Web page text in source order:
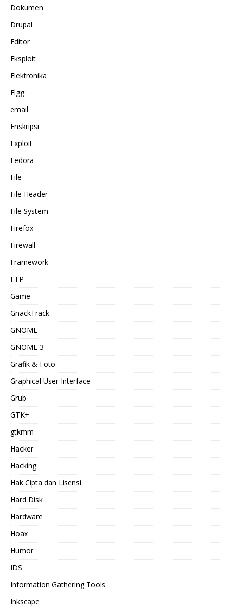
Dokumen
Drupal
Editor
Eksploit
Elektronika
Elgg
email
Enskripsi
Exploit
Fedora
File
File Header
File System
Firefox
Firewall
Framework
FTP
Game
GnackTrack
GNOME
GNOME 3
Grafik & Foto
Graphical User Interface
Grub
GTK+
gtkmm
Hacker
Hacking
Hak Cipta dan Lisensi
Hard Disk
Hardware
Hoax
Humor
IDS
Information Gathering Tools
Inkscape